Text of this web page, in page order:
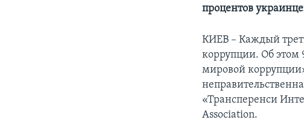
процентов
КИЕВ – Каждый
коррупции. Об этом
мировой
«Трансперенси
Association.